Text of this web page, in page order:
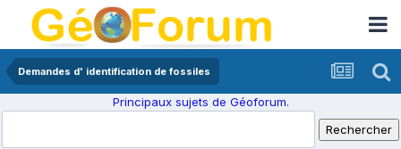
Demandes d' identification de fossiles
Principaux sujets de Géoforum.